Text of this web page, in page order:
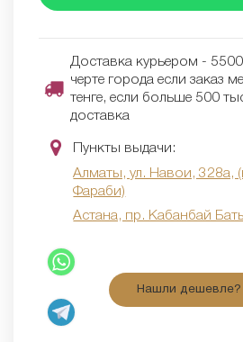
Доставка курьером - 5500
черте города если заказ
тенге, если больше 500
доставка
Пункты выдачи:
Алматы, ул. Навои, 328а,
Фараби)
Астана, пр. Кабанбай
Нашли дешевле?